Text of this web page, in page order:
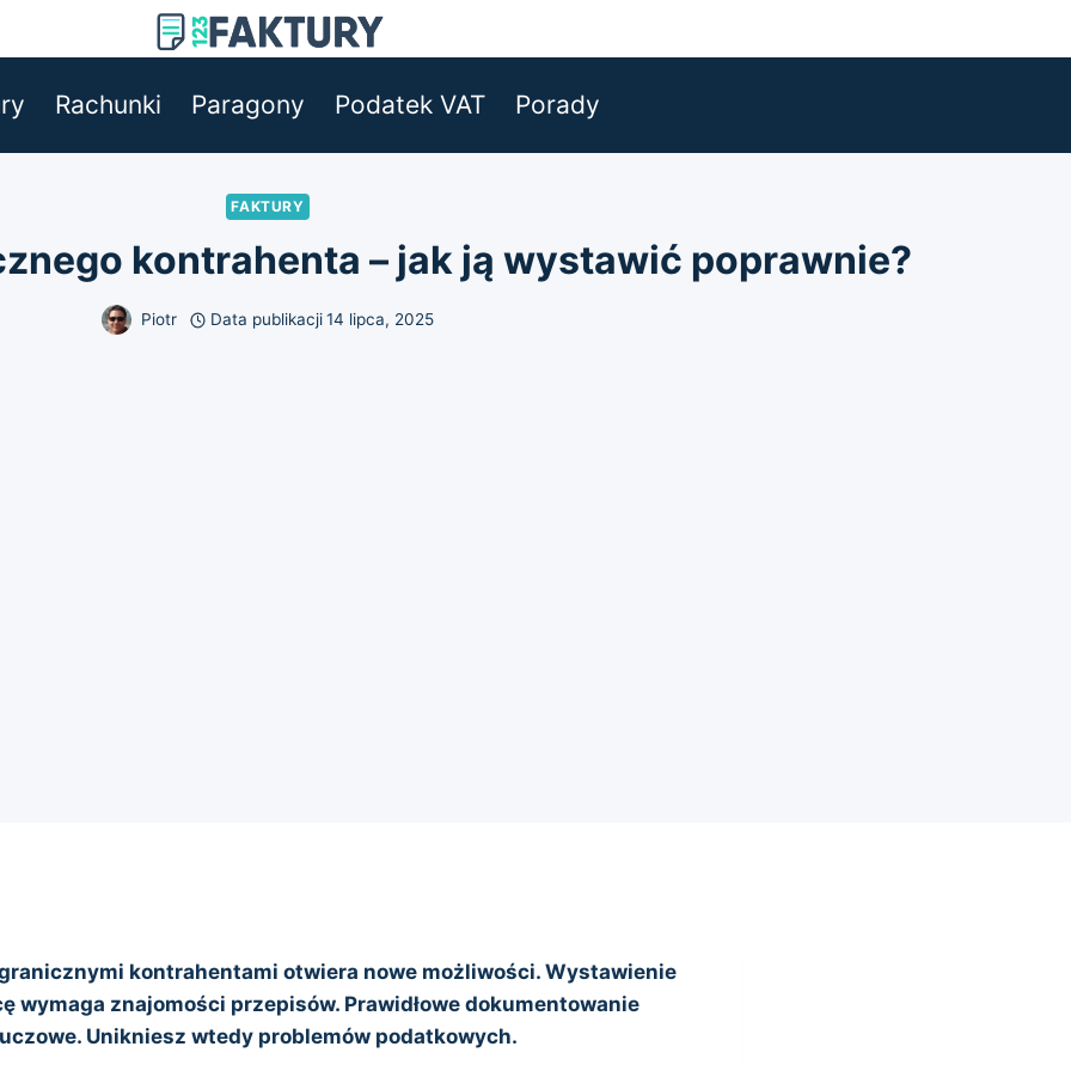
Rachunki Paragony Podatek VAT Porady
FAKTURY
kontrahenta – jak ją wystawić poprawnie?
Piotr Data publikacji 14 lipca, 2025
kontrahentami otwiera nowe możliwości. Wystawienie
wymaga znajomości przepisów. Prawidłowe dokumentowanie
Unikniesz wtedy problemów podatkowych.